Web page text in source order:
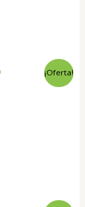
¡Oferta!